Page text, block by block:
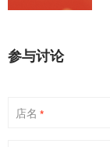
参与讨论
店名 *